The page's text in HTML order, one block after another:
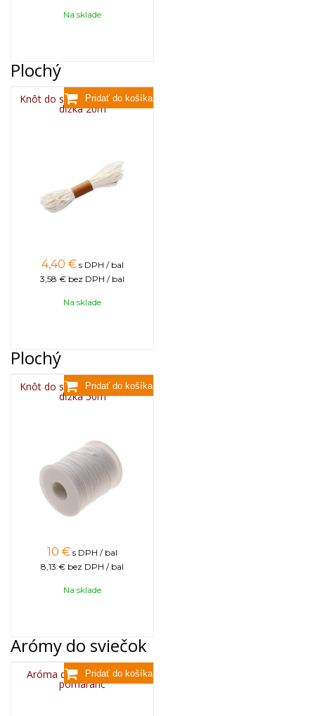
Na sklade
Plochý
Knôt do sviečky plochý 3x6,
dĺžka 20m
4,40 € s DPH / bal
3,58 € bez DPH / bal
Na sklade
Plochý
Knôt do sviečky plochý 3x6,
dĺžka 50m
10 € s DPH / bal
8,13 € bez DPH / bal
Na sklade
Arómy do sviečok
Aróma do sviečok, 25g -
pomaranč